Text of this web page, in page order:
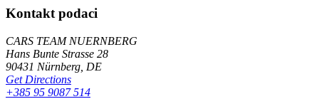
Kontakt podaci
CARS TEAM NUERNBERG
Hans Bunte Strasse 28
90431 Nürnberg, DE
Get Directions
+385 95 9087 514